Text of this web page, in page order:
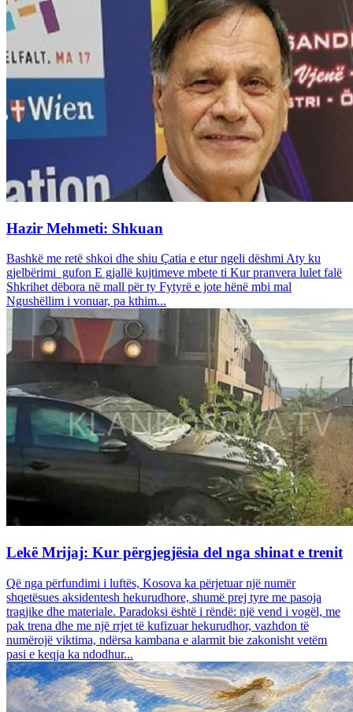
Hazir Mehmeti: Shkuan
Bashkë me retë shkoi dhe shiu Çatia e etur ngeli dëshmi Aty ku
gjelbërimi gufon E gjallë kujtimeve mbete ti Kur pranvera lulet falë
Shkrihet dëbora në mall për ty Fytyrë e jote hënë mbi mal
Ngushëllim i vonuar, pa kthim...
Lekë Mrijaj: Kur përgjegjësia del nga shinat e trenit
Që nga përfundimi i luftës, Kosova ka përjetuar një numër
shqetësues aksidentesh hekurudhore, shumë prej tyre me pasoja
tragjike dhe materiale. Paradoksi është i rëndë: një vend i vogël, me
pak trena dhe me një rrjet të kufizuar hekurudhor, vazhdon të
numërojë viktima, ndërsa kambana e alarmit bie zakonisht vetëm
pasi e keqja ka ndodhur...